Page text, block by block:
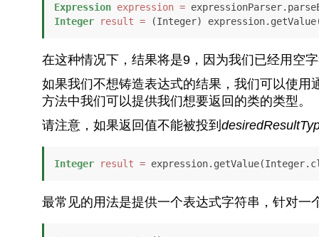
Expression expression =
Integer
result = (Integer)
在这种情况下，结果将是9，因为我们已经用空
如果我们不想铸造表达式的结果，我们可以使用
方法中我们可以提供我们想要返回的类的类型。
请注意，如果返回值不能被投到
Integer result =
最常见的用法是提供一个表达式字符串，针对一